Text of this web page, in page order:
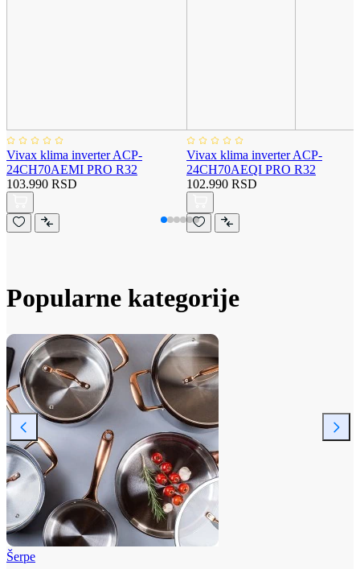
Vivax klima inverter ACP-
24CH70AEMI PRO R32
103.990 RSD
Vivax klima inverter ACP-
24CH70AEQI PRO R32
102.990 RSD
Popularne kategorije
Šerpe